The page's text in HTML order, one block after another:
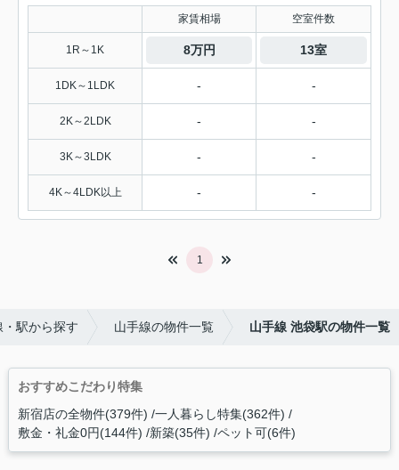
家賃相場 空室件数
1R～1K 8万円 13室
1DK～1LDK - -
2K～2LDK - -
3K～3LDK - -
4K～4LDK以上 - -
1
・駅から探す 山手線の物件一覧 山手線 池袋駅の物件一覧
おすすめこだわり特集
新宿店の全物件(379件) 一人暮らし特集(362件)
敷金・礼金0円(144件) 新築(35件) ペット可(6件)